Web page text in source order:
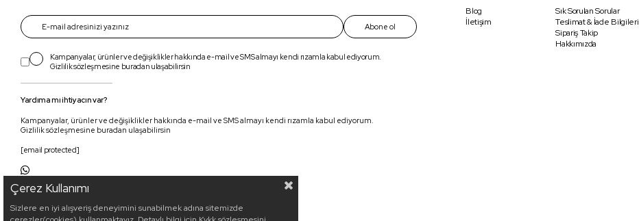
Abone ol
Kampanyalar, ürünler ve değişiklikler hakkında e-mail ve SMS almayı kendi rızamla kabul ediyorum.
Gizlilik sözleşmesine buradan ulaşabilirsin
Yardıma mı ihtiyacın var?
Kampanyalar, ürünler ve değişiklikler hakkında e-mail ve SMS almayı kendi rızamla kabul ediyorum.
Gizlilik sözleşmesine buradan ulaşabilirsin
[email protected]
Blog
İletişim
Sık Sorulan Sorular
Teslimat & İade Bilgileri
Sipariş Takip
Hakkımızda
Çerez Kullanımı
Sizlere en iyi alışveriş deneyimini sunabilmek adına sitemizde